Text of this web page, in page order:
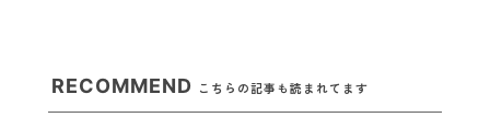
RECOMMEND こちらの記事も読まれてます